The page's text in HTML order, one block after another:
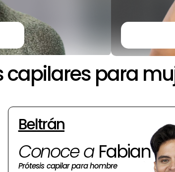
capilares para
Beltrán
Conoce a Fabian
Prótesis capilar para hombre